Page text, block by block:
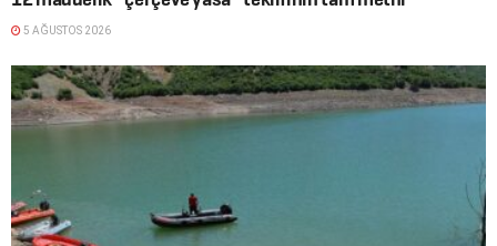
5 AĞUSTOS 2026